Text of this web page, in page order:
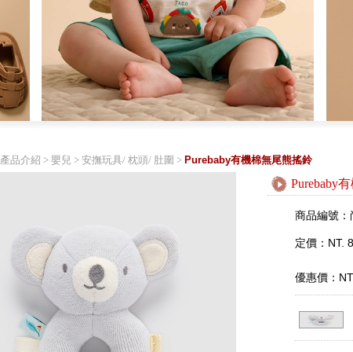
產品介紹 > 嬰兒 > 安撫玩具/ 枕頭/ 肚圍 > Purebaby有機棉無尾熊搖鈴
Purebaby
商品編號：
定價：NT.
優惠價：